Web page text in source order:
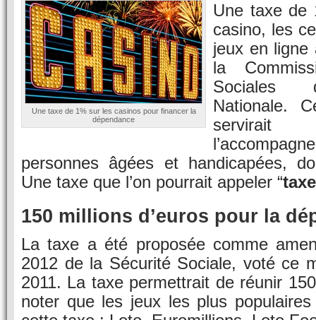
Une taxe de 1% sur les casinos pour financer la
dépendance
Une taxe de
casino, les
jeux en ligne
la
Sociales
Nationale.
personnes âgées et handicapées,
Une taxe que l’on pourrait appeler “
150 millions d’euros pour la
La taxe a été proposée comme
2012 de la Sécurité Sociale, voté ce
2011. La taxe permettrait de réunir
noter que les jeux les plus